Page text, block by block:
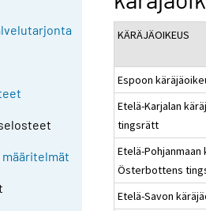
KÄRÄJÄOIKEUS
Espoon
Etelä-Karjalan
tingsrätt
Etelä-
Österbottens
Etelä-Savon